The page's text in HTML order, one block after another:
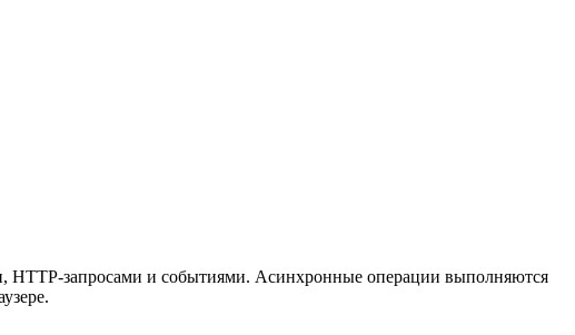
HTTP-запросами и событиями. Асинхронные операции выполняются